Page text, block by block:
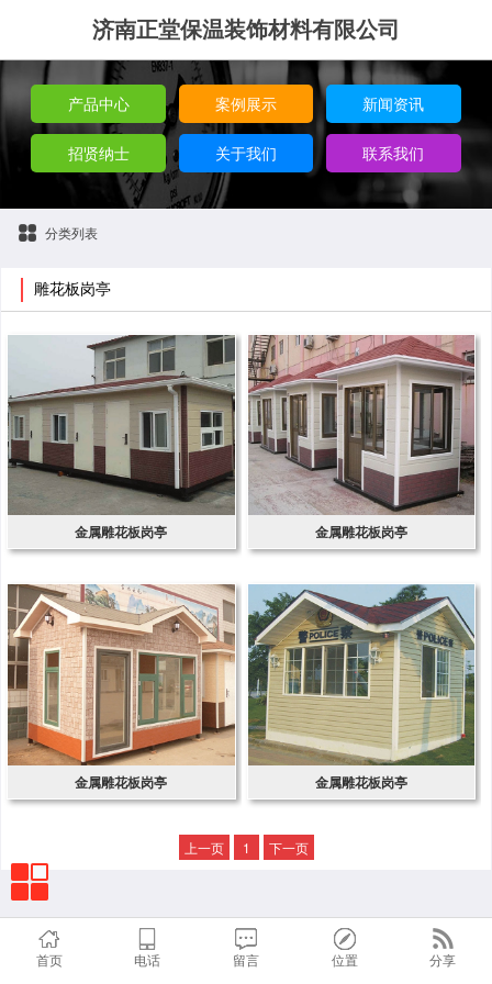
济南正堂保温装饰材料有限公司
产品中心 案例展示 新闻资讯
招贤纳士 关于我们 联系我们
分类列表
雕花板岗亭
金属雕花板岗亭 金属雕花板岗亭
金属雕花板岗亭 金属雕花板岗亭
上一页 1 下一页
首页 电话 留言 位置 分享